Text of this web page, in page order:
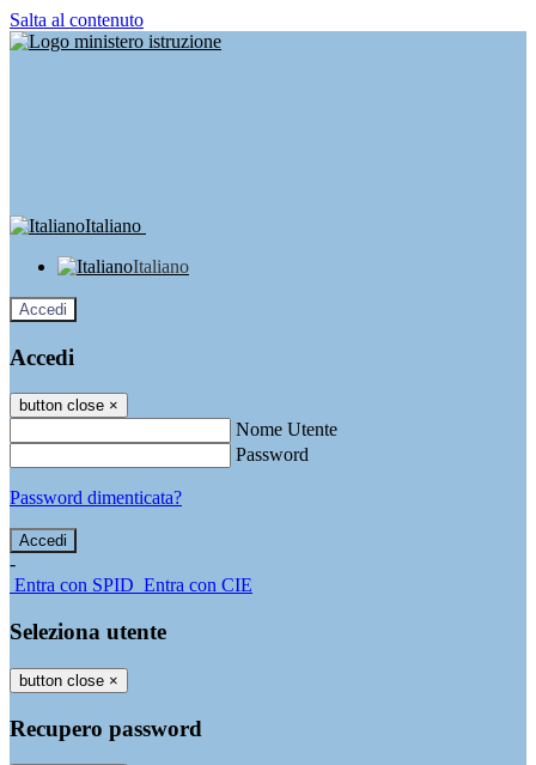
Salta al contenuto
Italiano
Italiano
Accedi
Accedi
button close ×
Nome Utente
Password
Password dimenticata?
-
Entra con SPID Entra con CIE
Seleziona utente
button close ×
Recupero password